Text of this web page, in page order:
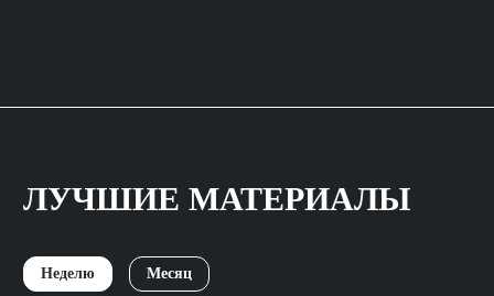
ЛУЧШИЕ МАТЕРИАЛЫ
Неделю Месяц